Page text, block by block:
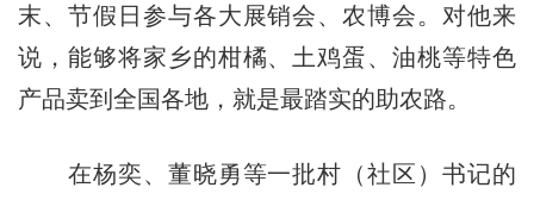
末、节假日参与各大展销会、农博会。对他来
说，能够将家乡的柑橘、土鸡蛋、油桃等特色
产品卖到全国各地，就是最踏实的助农路。
在杨奕、董晓勇等一批村（社区）书记的